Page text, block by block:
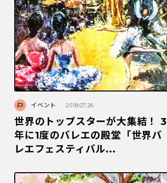
イベント 2018.07.26
世界のトップスターが大集結！ 3
年に1度のバレエの殿堂「世界バ
レエフェスティバル...